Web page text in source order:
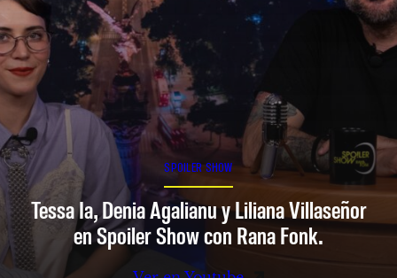
SPOILER SHOW
Tessa Ia, Denia Agalianu y Liliana Villaseñor
en Spoiler Show con Rana Fonk.